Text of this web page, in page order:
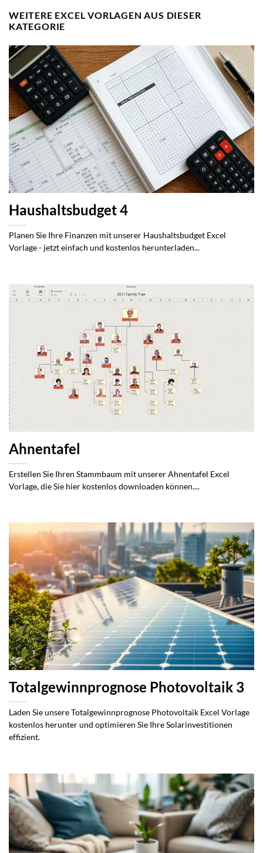
WEITERE EXCEL VORLAGEN AUS DIESER
KATEGORIE
Haushaltsbudget 4
Planen Sie Ihre Finanzen mit unserer Haushaltsbudget Excel
Vorlage - jetzt einfach und kostenlos herunterladen...
Ahnentafel
Erstellen Sie Ihren Stammbaum mit unserer Ahnentafel Excel
Vorlage, die Sie hier kostenlos downloaden können....
Totalgewinnprognose Photovoltaik 3
Laden Sie unsere Totalgewinnprognose Photovoltaik Excel Vorlage
kostenlos herunter und optimieren Sie Ihre Solarinvestitionen
effizient.